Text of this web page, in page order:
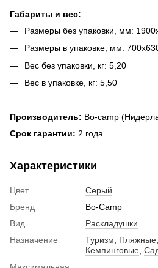
Габариты и вес:
Размеры без упаковки, мм:
Размеры в упаковке, мм:
Вес без упаковки, кг: 5,20
Вес в упаковке, кг: 5,50
Производитель: Bo-camp
Срок гарантии: 2 года
Характеристики
Цвет
Серый
Бренд
Bo-Camp
Вид
Раскладушки
Назначение
Туризм Пляжные
Кемпинговые